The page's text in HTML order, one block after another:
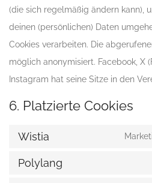
(die sich regelmäßig ändern kann),
deinen (persönlichen) Daten
Cookies verarbeiten. Die
möglich anonymisiert. Facebook, X
Instagram hat seine Sitze in den
6. Platzierte Cookies
Wistia
Polylang